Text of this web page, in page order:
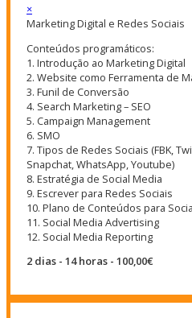
×
Marketing Digital e Redes Sociais
Conteúdos programáticos:
1. Introdução ao Marketing Digital
2. Website como Ferramenta de
3. Funil de Conversão
4. Search Marketing – SEO
5. Campaign Management
6. SMO
7. Tipos de Redes Sociais (FBK,
Snapchat, WhatsApp, Youtube)
8. Estratégia de Social Media
9. Escrever para Redes Sociais
10. Plano de Conteúdos para
11. Social Media Advertising
12. Social Media Reporting
2 dias - 14 horas - 100,00€